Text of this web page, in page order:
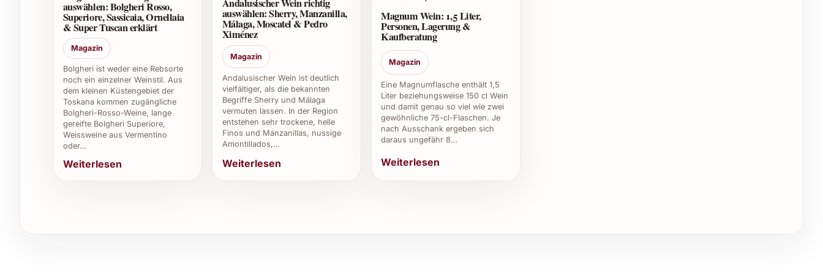
Viele Gavi-Weine sind vegan hergestellt, jedoch empfiehlt es sich, die Produktdetails oder den
Hersteller zu überprüfen, um sicher zu gehen.
6. Für welche Anlässe eignet sich Ca‘ Bianca Gavi 2023 besonders?
Dank seiner Vielseitigkeit passt der Wein zu festlichen Anlässen, geselligen Abenden, Firmenevents
sowie als Geschenk zu Feiertagen und besonderen Momenten.
7. Wo wird Ca‘ Bianca Gavi 2023 produziert?
Der Wein kommt aus der Region Piemont in Norditalien, die für qualitativ hochwertige Weissweine
auswählen: Bolgheri Rosso,
Superiore, Sassicaia, Ornellaia
& Super Tuscan erklärt
Magazin
Bolgheri ist weder eine Rebsorte
noch ein einzelner Weinstil. Aus
dem kleinen Küstengebiet der
Toskana kommen zugängliche
Bolgheri-Rosso-Weine, lange
gereifte Bolgheri Superiore,
Weissweine aus Vermentino
oder…
Weiterlesen
auswählen: Sherry, Manzanilla,
Málaga, Moscatel & Pedro
Ximénez
Magazin
Andalusischer Wein ist deutlich
vielfältiger, als die bekannten
Begriffe Sherry und Málaga
vermuten lassen. In der Region
entstehen sehr trockene, helle
Finos und Manzanillas, nussige
Amontillados,…
Weiterlesen
Magnum Wein: 1,5 Liter,
Personen, Lagerung &
Kaufberatung
Magazin
Eine Magnumflasche enthält 1,5
Liter beziehungsweise 150 cl Wein
und damit genau so viel wie zwei
gewöhnliche 75-cl-Flaschen. Je
nach Ausschank ergeben sich
daraus ungefähr 8…
Weiterlesen